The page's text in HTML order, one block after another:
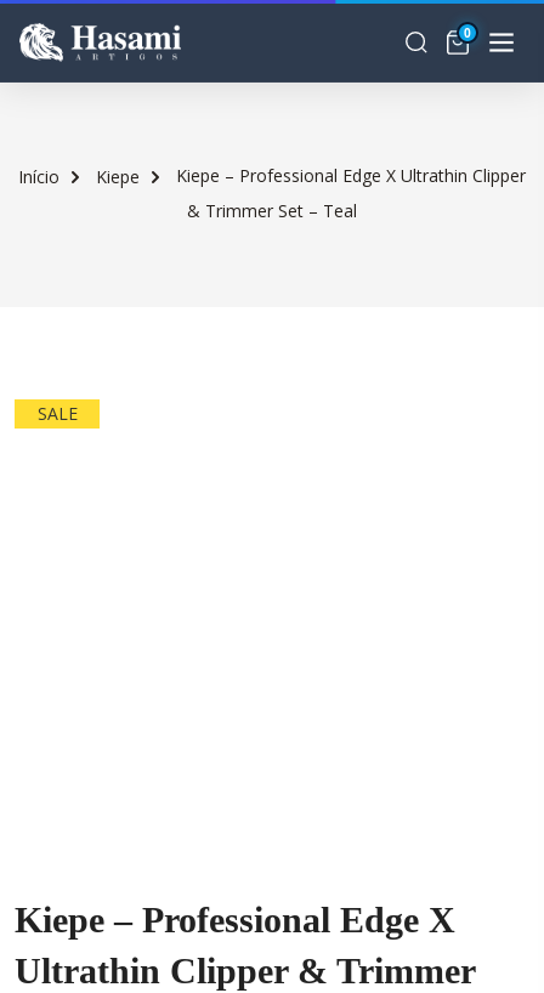
0
Início Kiepe
Kiepe – Professional Edge X Ultrathin Clipper
& Trimmer Set – Teal
SALE
Kiepe – Professional Edge X
Ultrathin Clipper & Trimmer